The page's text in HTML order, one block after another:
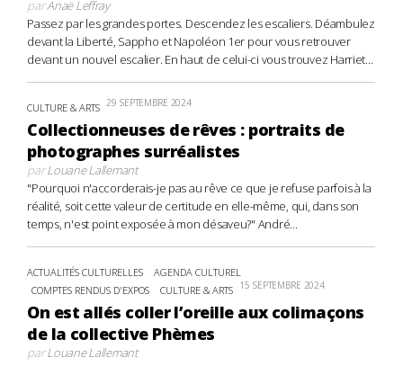
parAnaë Leffray
Passez par les grandes portes. Descendez les escaliers. Déambulez
devant la Liberté, Sappho et Napoléon 1er pour vous retrouver
devant un nouvel escalier. En haut de celui-ci vous trouvez Harriet...
CULTURE & ARTS 29 SEPTEMBRE 2024
Collectionneuses de rêves : portraits de
photographes surréalistes
parLouane Lallemant
"Pourquoi n'accorderais-je pas au rêve ce que je refuse parfois à la
réalité, soit cette valeur de certitude en elle-même, qui, dans son
temps, n'est point exposée à mon désaveu?" André...
ACTUALITÉS CULTURELLES
AGENDA CULTUREL
COMPTES RENDUS D'EXPOS
CULTURE & ARTS 15 SEPTEMBRE 2024
On est allés coller l’oreille aux colimaçons
de la collective Phèmes
parLouane Lallemant